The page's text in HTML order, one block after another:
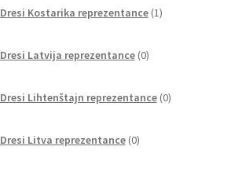
Dresi Kostarika reprezentance 1izdelek
Dresi Latvija reprezentance 0izdelkov
Dresi Lihtenštajn reprezentance 0izdelkov
Dresi Litva reprezentance 0izdelkov